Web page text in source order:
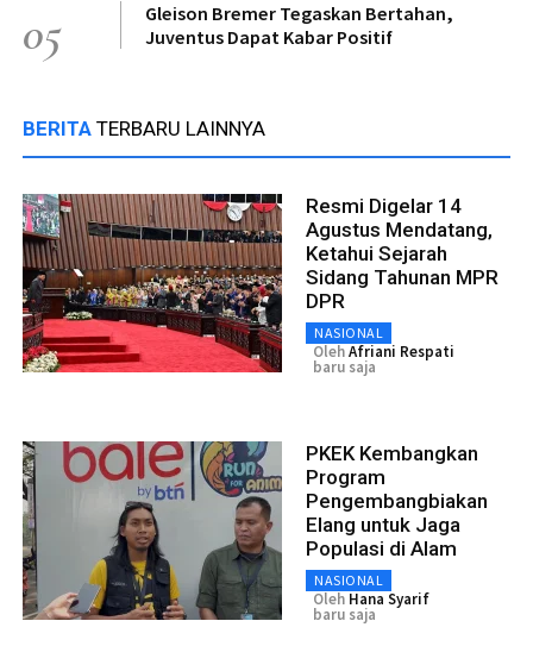
05
Gleison Bremer Tegaskan Bertahan,
Juventus Dapat Kabar Positif
BERITA TERBARU LAINNYA
Resmi Digelar 14
Agustus Mendatang,
Ketahui Sejarah
Sidang Tahunan MPR
DPR
NASIONAL
OlehAfriani Respati
baru saja
PKEK Kembangkan
Program
Pengembangbiakan
Elang untuk Jaga
Populasi di Alam
NASIONAL
Oleh Hana Syarif
baru saja